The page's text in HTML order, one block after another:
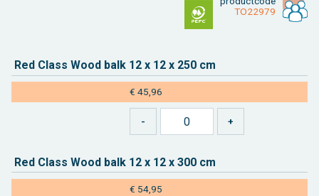
TO22979
Red Class Wood balk 12 x 12 x 250 cm
€ 45,96
Red Class Wood balk 12 x 12 x 300 cm
€ 54,95